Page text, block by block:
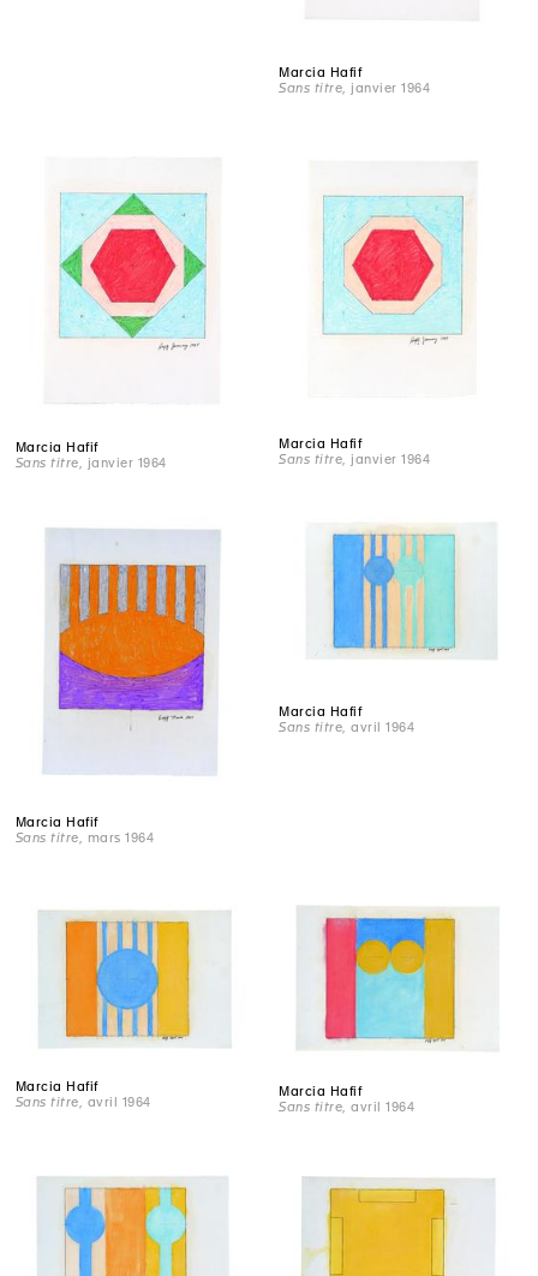
Marcia Hafif
Sans titre , janvier 1964
Marcia Hafif
Sans titre , janvier 1964
Marcia Hafif
Sans titre , janvier 1964
Marcia Hafif
Sans titre , mars 1964
Marcia Hafif
Sans titre, avril 1964
Marcia Hafif
Sans titre, avril 1964
Marcia Hafif
Sans titre, avril 1964